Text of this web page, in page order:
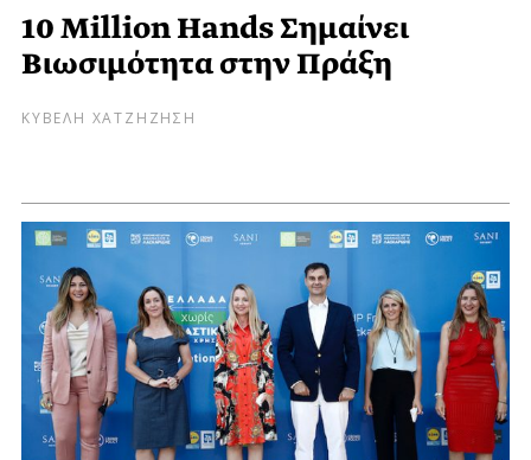
10 Million Hands Σημαίνει
Βιωσιμότητα στην Πράξη
ΚΥΒΕΛΗ ΧΑΤΖΗΖΗΣΗ